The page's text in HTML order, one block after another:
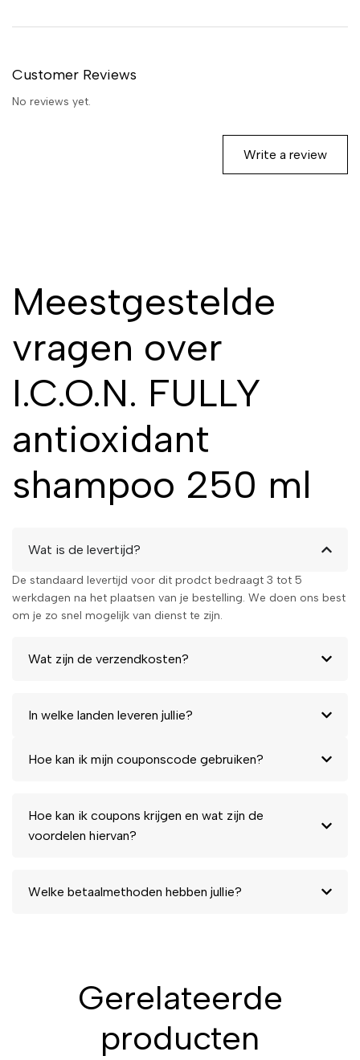
Customer Reviews
No reviews yet.
Write a review
Meestgestelde
vragen over
I.C.O.N. FULLY
antioxidant
shampoo 250 ml
Wat is de levertijd?
De standaard levertijd voor dit prodct bedraagt 3 tot 5
werkdagen na het plaatsen van je bestelling. We doen ons best
om je zo snel mogelijk van dienst te zijn.
Wat zijn de verzendkosten?
In welke landen leveren jullie?
Hoe kan ik mijn couponscode gebruiken?
Hoe kan ik coupons krijgen en wat zijn de
voordelen hiervan?
Welke betaalmethoden hebben jullie?
Gerelateerde
producten